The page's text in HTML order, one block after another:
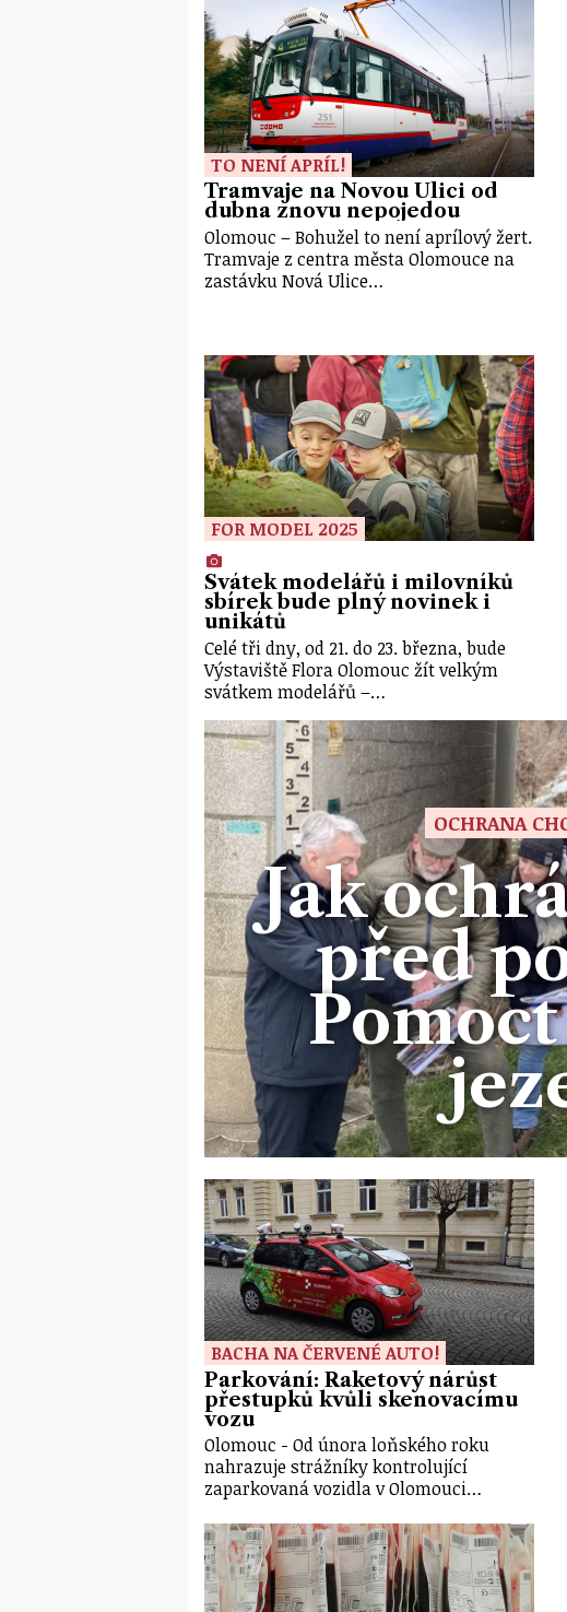
TO NENÍ APRÍL!
Tramvaje na Novou Ulici od
dubna znovu nepojedou
Olomouc – Bohužel to není aprílový žert.
Tramvaje z centra města Olomouce na
zastávku Nová Ulice…
FOR MODEL 2025
Svátek modelářů i milovníků
sbírek bude plný novinek i
unikátů
Celé tři dny, od 21. do 23. března, bude
Výstaviště Flora Olomouc žít velkým
svátkem modelářů –…
OCHRANA
Jak
před
BACHA NA ČERVENÉ AUTO!
Parkování: Raketový nárůst
přestupků kvůli skenovacímu
vozu
Olomouc - Od února loňského roku
nahrazuje strážníky kontrolující
zaparkovaná vozidla v Olomouci…